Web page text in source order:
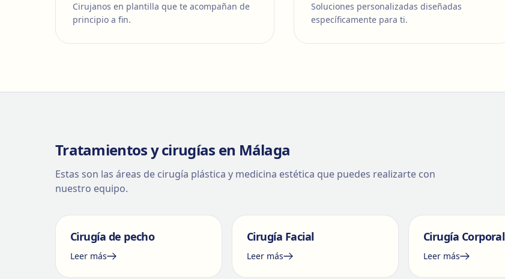
Cirujanos en plantilla que te acompañan de
principio a fin.
Soluciones personalizadas diseñadas
específicamente para ti.
Tratamientos y cirugías en Málaga
Estas son las áreas de cirugía plástica y medicina estética que puedes realizarte con
nuestro equipo.
Cirugía de pecho
Leer más
Cirugía Facial
Leer más
Cirugía Corporal
Leer más